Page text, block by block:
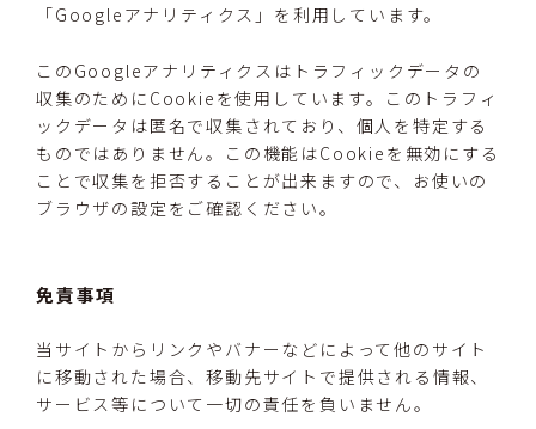
「Googleアナリティクス」を利用しています。
このGoogleアナリティクスはトラフィックデータの
収集のためにCookieを使用しています。このトラフィ
ックデータは匿名で収集されており、個人を特定する
ものではありません。この機能はCookieを無効にする
ことで収集を拒否することが出来ますので、お使いの
ブラウザの設定をご確認ください。
免責事項
当サイトからリンクやバナーなどによって他のサイト
に移動された場合、移動先サイトで提供される情報、
サービス等について一切の責任を負いません。